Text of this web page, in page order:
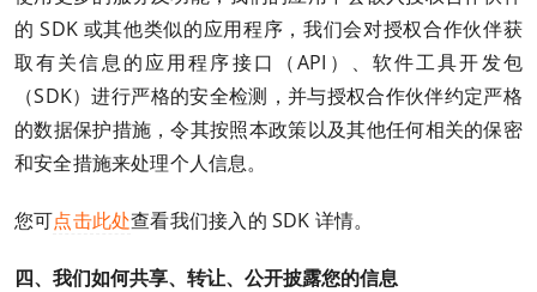
的 SDK 或其他类似的应用程序，我们会对授权合作伙伴获
取有关信息的应用程序接口（API）、软件工具开发包
（SDK）进行严格的安全检测，并与授权合作伙伴约定严格
的数据保护措施，令其按照本政策以及其他任何相关的保密
和安全措施来处理个人信息。
您可点击此处查看我们接入的 SDK 详情。
四、 我们如何共享、转让、公开披露您的信息